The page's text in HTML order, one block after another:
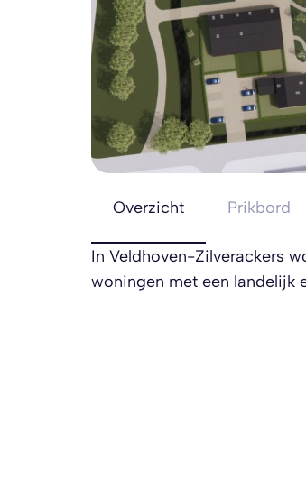
Overzicht Prikbord
In Veldhoven-Zilverackers
woningen met een landelijk